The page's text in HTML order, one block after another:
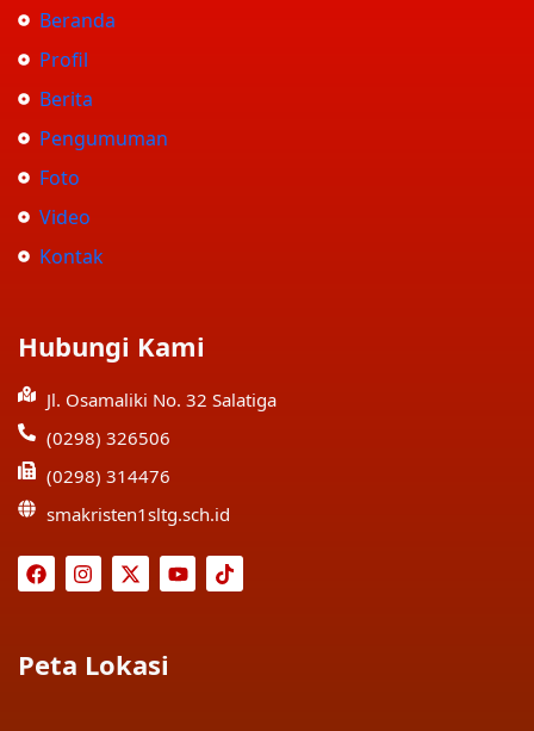
Beranda
Profil
Berita
Pengumuman
Foto
Video
Kontak
Hubungi Kami
Jl. Osamaliki No. 32 Salatiga
(0298) 326506
(0298) 314476
smakristen1sltg.sch.id
Peta Lokasi